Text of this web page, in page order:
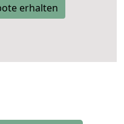
erhalten